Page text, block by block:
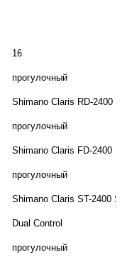
16
прогулочный
Shimano Claris RD-2400
прогулочный
Shimano Claris FD-2400
прогулочный
Shimano Claris ST-2400
Dual Control
прогулочный